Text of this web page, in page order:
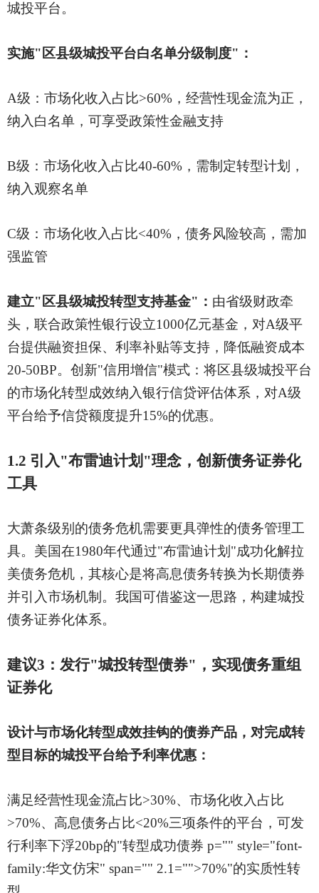
城投平台。
实施"区县级城投平台白名单分级制度"：
A级：市场化收入占比>60%，经营性现金流为正，
纳入白名单，可享受政策性金融支持
B级：市场化收入占比40-60%，需制定转型计划，
纳入观察名单
C级：市场化收入占比<40%，债务风险较高，需加
强监管
建立"区县级城投转型支持基金"： 由省级财政牵
头，联合政策性银行设立1000亿元基金，对A级平
台提供融资担保、利率补贴等支持，降低融资成本
20-50BP。创新"信用增信"模式：将区县级城投平台
的市场化转型成效纳入银行信贷评估体系，对A级
平台给予信贷额度提升15%的优惠。
1.2 引入"布雷迪计划"理念，创新债务证券化
工具
大萧条级别的债务危机需要更具弹性的债务管理工
具。美国在1980年代通过"布雷迪计划"成功化解拉
美债务危机，其核心是将高息债务转换为长期债券
并引入市场机制。我国可借鉴这一思路，构建城投
债务证券化体系。
建议3：发行"城投转型债券"，实现债务重组
证券化
设计与市场化转型成效挂钩的债券产品，对完成转
型目标的城投平台给予利率优惠：
满足经营性现金流占比>30%、市场化收入占比
>70%、高息债务占比<20%三项条件的平台，可发
行利率下浮20bp的"转型成功债券 p="" style="font-
family:华文仿宋" span="" 2.1="">70%"的实质性转